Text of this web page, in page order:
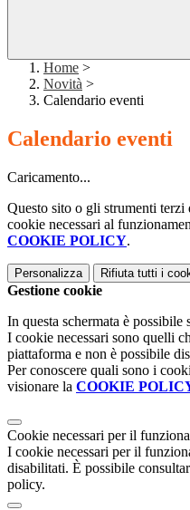
Home >
Novità >
Calendario eventi
Calendario eventi
Caricamento...
Questo sito o gli strumenti
cookie necessari al
COOKIE POLICY.
Personalizza Rifiuta tutti i
Gestione cookie
In questa schermata è
I cookie necessari sono quelli
piattaforma e non è possibile
Per conoscere quali sono i
visionare la COOKIE
Cookie necessari per il
I cookie necessari per il
disabilitati. È possibile
policy.